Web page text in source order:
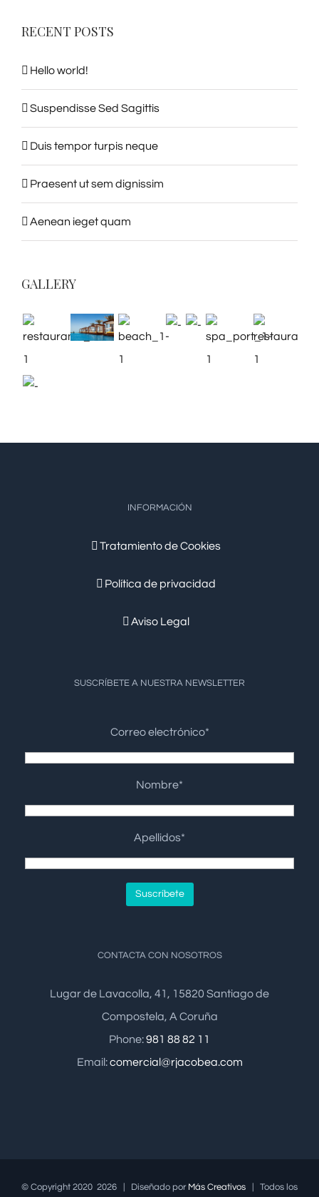
RECENT POSTS
Hello world!
Suspendisse Sed Sagittis
Duis tempor turpis neque
Praesent ut sem dignissim
Aenean ieget quam
GALLERY
INFORMACIÓN
Tratamiento de Cookies
Política de privacidad
Aviso Legal
SUSCRÍBETE A NUESTRA NEWSLETTER
Correo electrónico*
Nombre*
Apellidos*
CONTACTA CON NOSOTROS
Lugar de Lavacolla, 41, 15820 Santiago de
Compostela, A Coruña
Phone:981 88 82 11
Email:comercial@rjacobea.com
© Copyright 2020 2026 | Diseñado por Más Creativos | Todos los